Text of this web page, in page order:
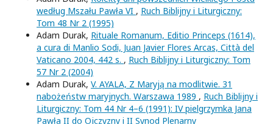
według Mszału Pawła VI , Ruch Biblijny i Liturgiczny:
Tom 48 Nr 2 (1995)
Adam Durak, Rituale Romanum, Editio Princeps (1614),
a cura di Manlio Sodi, Juan Javier Flores Arcas, Città del
Vaticano 2004, 442 s. , Ruch Biblijny i Liturgiczny: Tom
57 Nr 2 (2004)
Adam Durak, V. AYALA, Z Maryją na modlitwie. 31
nabożeństw maryjnych. Warszawa 1989 , Ruch Biblijny i
Liturgiczny: Tom 44 Nr 4–6 (1991): IV pielgrzymka Jana
Pawła II do Ojczyzny i II Synod Plenarny